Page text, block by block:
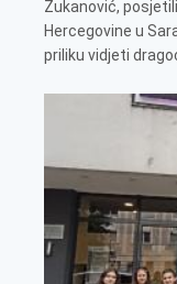
Zukanović,
Hercegovine u
priliku vidjeti